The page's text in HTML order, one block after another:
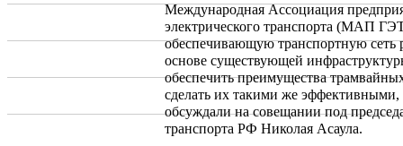
Международная Ассоциация
электрического транспорта (МАП
обеспечивающую транспортную сеть
основе существующей
обеспечить преимущества
сделать их такими же
обсуждали на совещании под
транспорта РФ Николая Асаула.